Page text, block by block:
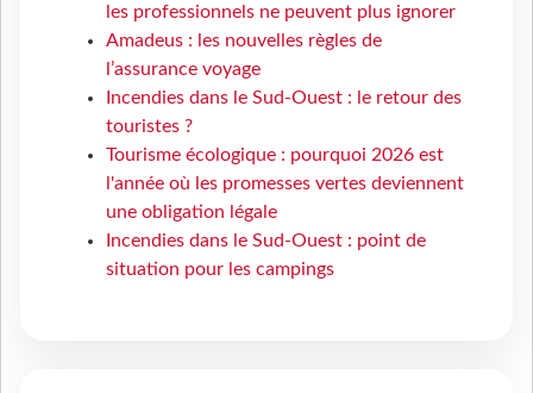
les professionnels ne peuvent plus ignorer
Amadeus : les nouvelles règles de
l’assurance voyage
Incendies dans le Sud-Ouest : le retour des
touristes ?
Tourisme écologique : pourquoi 2026 est
l'année où les promesses vertes deviennent
une obligation légale
Incendies dans le Sud-Ouest : point de
situation pour les campings